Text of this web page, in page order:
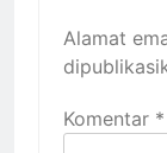
Alamat
Komentar *